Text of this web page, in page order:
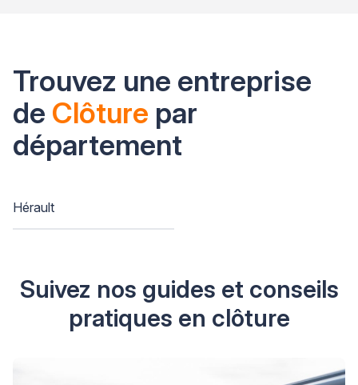
Trouvez une entreprise
de Clôture par
département
Hérault
Suivez nos guides et conseils
pratiques en clôture